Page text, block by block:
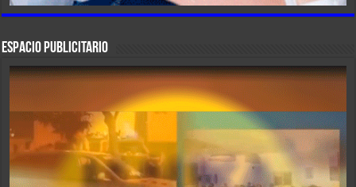
ESPACIO PUBLICITARIO